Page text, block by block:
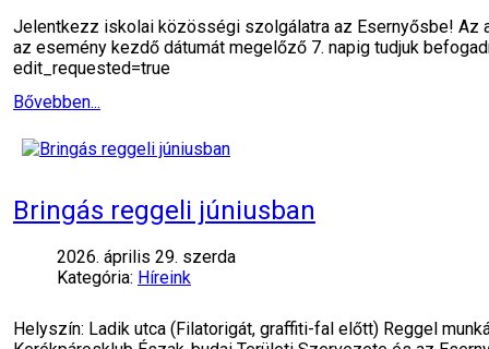
Jelentkezz iskolai közösségi szolgálatra az Esernyősbe! Az
az esemény kezdő dátumát megelőző 7. napig tudjuk
edit_requested=true
Bővebben...
Bringás reggeli júniusban
2026. április 29. szerda
Kategória: Híreink
Helyszín: Ladik utca (Filatorigát, graffiti-fal előtt) Reggel